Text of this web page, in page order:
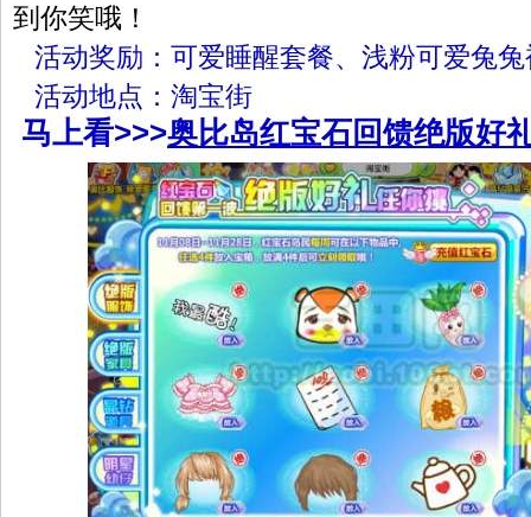
到你笑哦！
活动奖励：可爱睡醒套餐、浅粉可爱兔
活动地点：淘宝街
马上看>>>奥比岛红宝石回馈绝版好